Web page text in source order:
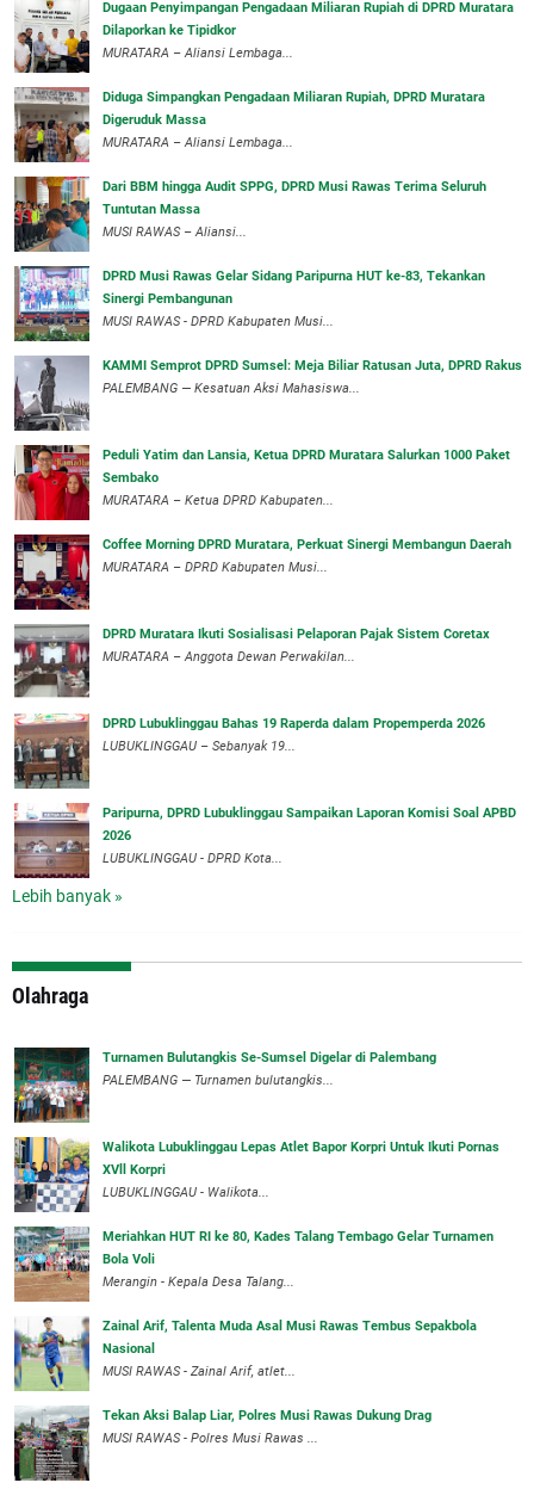
‎Dugaan Penyimpangan Pengadaan Miliaran Rupiah di DPRD Muratara
Dilaporkan ke Tipidkor
‎MURATARA – Aliansi Lembaga...
Diduga Simpangkan Pengadaan Miliaran Rupiah, DPRD Muratara
Digeruduk Massa
‎MURATARA – Aliansi Lembaga...
Dari BBM hingga Audit SPPG, DPRD Musi Rawas Terima Seluruh
Tuntutan Massa
MUSI RAWAS – Aliansi...
DPRD Musi Rawas Gelar Sidang Paripurna HUT ke-83, Tekankan
Sinergi Pembangunan
MUSI RAWAS - DPRD Kabupaten Musi...
KAMMI Semprot DPRD Sumsel: Meja Biliar Ratusan Juta, DPRD Rakus
PALEMBANG — Kesatuan Aksi Mahasiswa...
Peduli Yatim dan Lansia, Ketua DPRD Muratara Salurkan 1000 Paket
Sembako
MURATARA – Ketua DPRD Kabupaten...
Coffee Morning DPRD Muratara, Perkuat Sinergi Membangun Daerah
MURATARA – DPRD Kabupaten Musi...
DPRD Muratara Ikuti Sosialisasi Pelaporan Pajak Sistem Coretax
MURATARA – Anggota Dewan Perwakilan...
DPRD Lubuklinggau Bahas 19 Raperda dalam Propemperda 2026
LUBUKLINGGAU – Sebanyak 19...
Paripurna, DPRD Lubuklinggau Sampaikan Laporan Komisi Soal APBD
2026
LUBUKLINGGAU - DPRD Kota...
Lebih banyak »
Olahraga
Turnamen Bulutangkis Se-Sumsel Digelar di Palembang
PALEMBANG — Turnamen bulutangkis...
Walikota Lubuklinggau Lepas Atlet Bapor Korpri Untuk Ikuti Pornas
XVll Korpri
LUBUKLINGGAU - Walikota...
Meriahkan HUT RI ke 80, Kades Talang Tembago Gelar Turnamen
Bola Voli
Merangin - Kepala Desa Talang...
Zainal Arif, Talenta Muda Asal Musi Rawas Tembus Sepakbola
Nasional
MUSI RAWAS - Zainal Arif, atlet...
Tekan Aksi Balap Liar, Polres Musi Rawas Dukung Drag
MUSI RAWAS - Polres Musi Rawas ...